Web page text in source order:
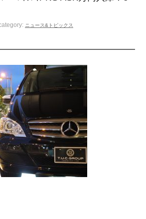
特別作業
リクルート
会社概要
T.U.C.GROUP
ニュース&トピックス